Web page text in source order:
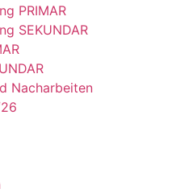
PRIMAR
SEKUNDAR
Nacharbeiten